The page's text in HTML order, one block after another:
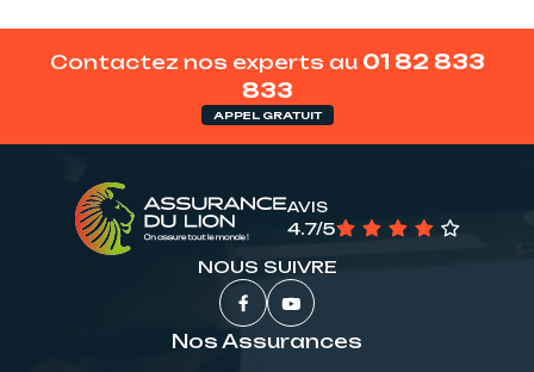
Contactez nos experts au 01 82 833
833
APPEL GRATUIT
AVIS
4.7/5
NOUS SUIVRE
Nos Assurances